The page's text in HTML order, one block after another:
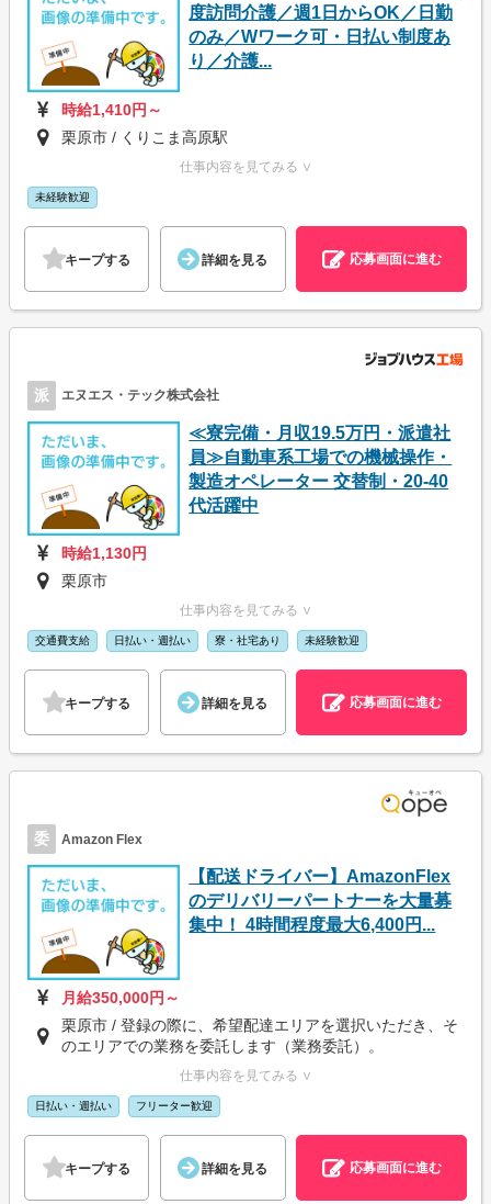
度訪問介護／週1日からOK／日勤
のみ／Wワーク可・日払い制度あ
り／介護...
時給1,410円～
栗原市 / くりこま高原駅
仕事内容を見てみる ∨
未経験歓迎
キープする 詳細を見る 応募画面に進む
派 エヌエス・テック株式会社
≪寮完備・月収19.5万円・派遣社
員≫自動車系工場での機械操作・
製造オペレーター 交替制・20-40
代活躍中
時給1,130円
栗原市
仕事内容を見てみる ∨
交通費支給 日払い・週払い 寮・社宅あり 未経験歓迎
キープする 詳細を見る 応募画面に進む
委 Amazon Flex
【配送ドライバー】AmazonFlex
のデリバリーパートナーを大量募
集中！ 4時間程度最大6,400円...
月給350,000円～
栗原市 / 登録の際に、希望配達エリアを選択いただき、そ
のエリアでの業務を委託します（業務委託）。
仕事内容を見てみる ∨
日払い・週払い フリーター歓迎
キープする 詳細を見る 応募画面に進む